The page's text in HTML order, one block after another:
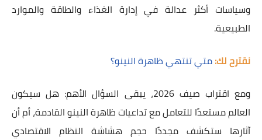
وسياسات أكثر عدالة في إدارة الغذاء والطاقة والموارد
الطبيعية.
نقترح لك:متي تنتهي ظاهرة النينو؟
ومع اقتراب صيف 2026، يبقى السؤال الأهم: هل سيكون
العالم مستعدًا للتعامل مع تداعيات ظاهرة النينو القادمة، أم أن
آثارها ستكشف مجددًا حجم هشاشة النظام الاقتصادي